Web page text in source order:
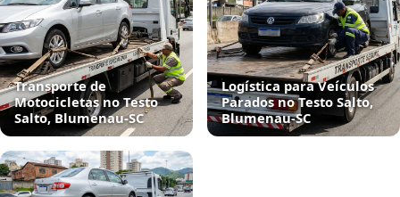
Transporte de
Motocicletas no Testo
Salto, Blumenau‑SC
Logística para Veículos
Parados no Testo Salto,
Blumenau‑SC